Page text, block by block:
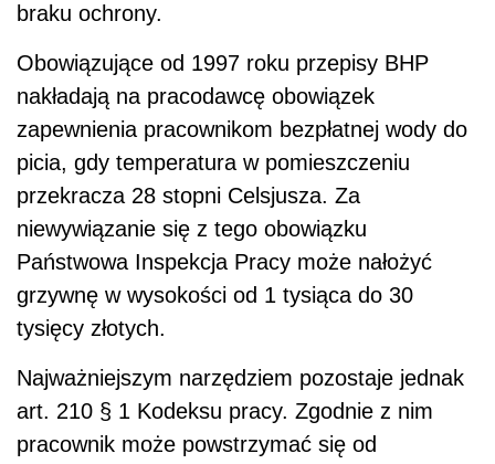
braku ochrony.
Obowiązujące od 1997 roku przepisy BHP
nakładają na pracodawcę obowiązek
zapewnienia pracownikom bezpłatnej wody do
picia, gdy temperatura w pomieszczeniu
przekracza 28 stopni Celsjusza. Za
niewywiązanie się z tego obowiązku
Państwowa Inspekcja Pracy może nałożyć
grzywnę w wysokości od 1 tysiąca do 30
tysięcy złotych.
Najważniejszym narzędziem pozostaje jednak
art. 210 § 1 Kodeksu pracy. Zgodnie z nim
pracownik może powstrzymać się od